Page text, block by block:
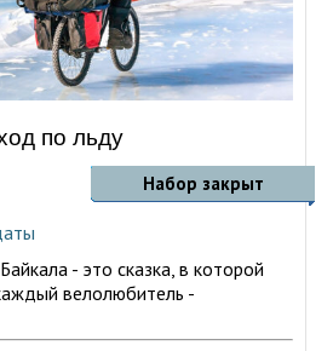
по льду
Набор закрыт
- это сказка, в которой
велолюбитель -